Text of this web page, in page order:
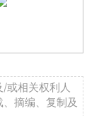
或相关权利人
摘编、复制及